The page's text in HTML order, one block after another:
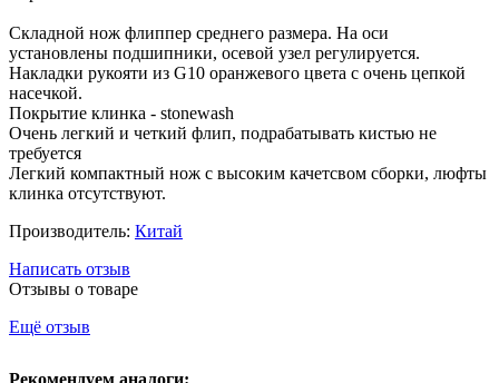
Складной нож флиппер среднего размера. На оси
установлены подшипники, осевой узел регулируется.
Накладки рукояти из G10 оранжевого цвета с очень цепкой
насечкой.
Покрытие клинка - stonewash
Очень легкий и четкий флип, подрабатывать кистью не
требуется
Легкий компактный нож с высоким качетсвом сборки, люфты
клинка отсутствуют.
Производитель: Китай
Написать отзыв
Отзывы о товаре
Ещё отзыв
Рекомендуем аналоги: